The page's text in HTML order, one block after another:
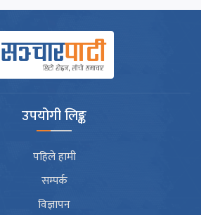
उपयोगी लिङ्क
पहिले हामी
सम्पर्क
विज्ञापन